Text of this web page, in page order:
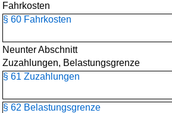
Fahrkosten
§ 60 Fahrkosten
Neunter Abschnitt
Zuzahlungen, Belastungsgrenze
§ 61 Zuzahlungen
§ 62 Belastungsgrenze